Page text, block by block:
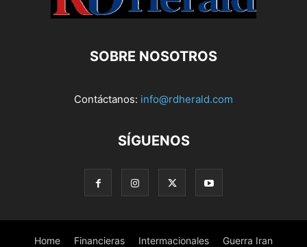
SOBRE NOSOTROS
Contáctanos: info@rdherald.com
SÍGUENOS
Home Financieras Intermacionales Guerra Iran